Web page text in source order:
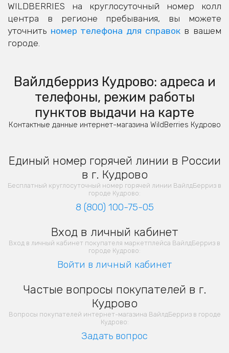
WILDBERRIES на круглосуточный номер колл
центра в регионе пребывания, вы можете
уточнить номер телефона для справокв вашем
городе.
Вайлдберриз Кудрово: адреса и
телефоны, режим работы
пунктов выдачи на карте
Контактные данные интернет-магазина WildBerries Кудрово
Единый номер горячей линии в России
в г. Кудрово
Бесплатный круглосуточный номер горячей линии ВайлдБерриз в
городе Кудрово:
8 (800) 100-75-05
Вход в личный кабинет
Вход в личный кабинет покупателя маркетплейса ВайлдБерриз в
городе Кудрово:
Войти в личный кабинет
Частые вопросы покупателей в г.
Кудрово
Вопросы покупателей интернет-магазина ВайлдБерриз в городе
Кудрово:
Задать вопрос